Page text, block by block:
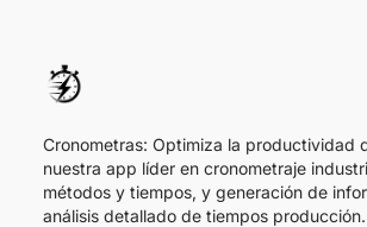
Cronometras: Optimiza la productividad
nuestra app líder en cronometraje
métodos y tiempos, y generación de
análisis detallado de tiempos producción.